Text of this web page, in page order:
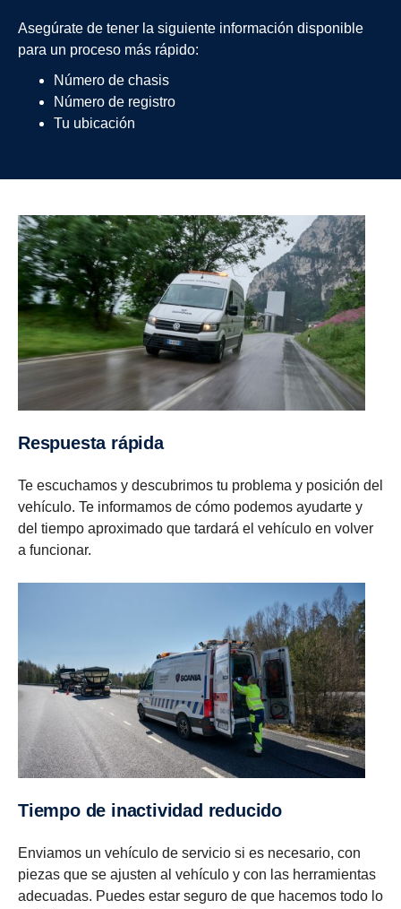
Asegúrate de tener la siguiente información disponible
para un proceso más rápido:
Número de chasis
Número de registro
Tu ubicación
Respuesta rápida
Te escuchamos y descubrimos tu problema y posición del
vehículo. Te informamos de cómo podemos ayudarte y
del tiempo aproximado que tardará el vehículo en volver
a funcionar.
Tiempo de inacti­vidad reducido
Enviamos un vehículo de servicio si es necesario, con
piezas que se ajusten al vehículo y con las herramientas
adecuadas. Puedes estar seguro de que hacemos todo lo